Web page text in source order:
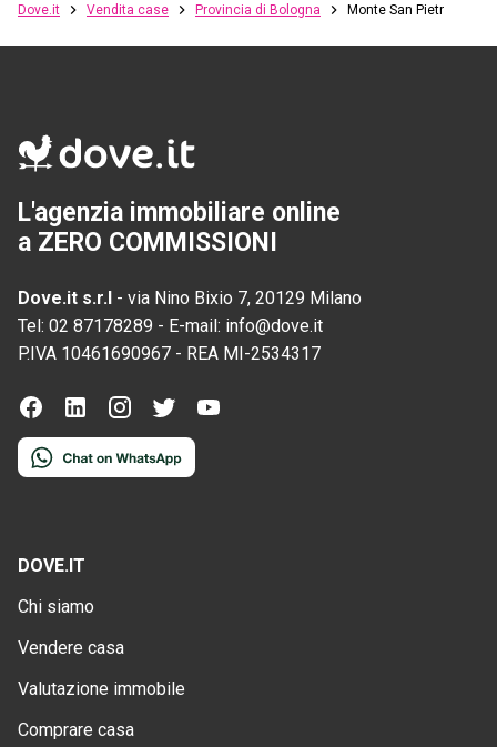
Dove.it Vendita case Provincia di Bologna Monte San Pietro
L'agenzia immobiliare online
a ZERO COMMISSIONI
Dove.it s.r.l - via Nino Bixio 7, 20129 Milano
Tel: 02 87178289 - E-mail: info@dove.it
P.IVA 10461690967 - REA MI-2534317
DOVE.IT
Chi siamo
Vendere casa
Valutazione immobile
Comprare casa